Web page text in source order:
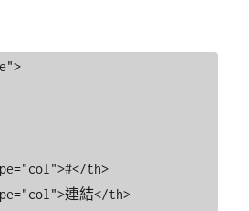
array?